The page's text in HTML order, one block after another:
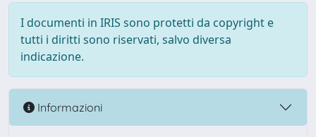
I documenti in IRIS sono protetti da copyright e
tutti i diritti sono riservati, salvo diversa
indicazione.
Informazioni